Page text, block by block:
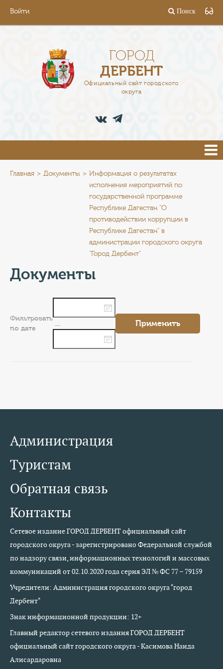
Войти Поиск
ГОРОД
ДЕРБЕНТ
Официальный сайт городского
округа
АДМИНИСТРАЦИЯ
ПРЕСС-ЦЕНТР
ГЕРОИ Z
КАТАЛОГ УСЛУГ
СЛУЖБА ПО КОНТРАКТУ
Главная Документы
Информация о результатах
исполнения мероприятий по
государственной программе
Республике Дагестан "О
противодействии коррупции в
Республике Дагестан" в
администрации городского округа
"Город Дербент"
Документы
Фильтровать
по дате
… Применить
Администрация
Туристам
Обратная связь
Контакты
Сетевое издание ГОРОД ДЕРБЕНТ официальный сайт
городского округа - зарегистрировано Федеральной службой
по надзору связи, информационных технологий и массовых
коммуникаций от 02.10.2020 года серия ЭЛ № ФС 77 – 79159
Учредители: Администрация городского округа "город
Дербент"
Знак информационной продукции: 12+
Главный редактор сетевого издания ГОРОД ДЕРБЕНТ
официальный сайт городского округа - Касимова Наида
Алисардаровна